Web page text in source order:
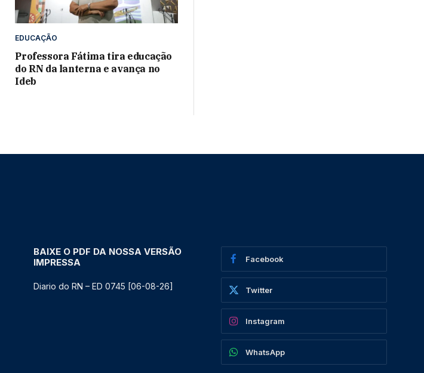
EDUCAÇÃO
Professora Fátima tira educação
do RN da lanterna e avança no
Ideb
BAIXE O PDF DA NOSSA VERSÃO
IMPRESSA
Diario do RN – ED 0745 [06-08-26]
Facebook
Twitter
Instagram
WhatsApp